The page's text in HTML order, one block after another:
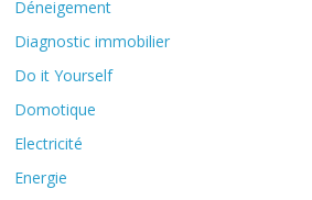
Déneigement
Diagnostic immobilier
Do it Yourself
Domotique
Electricité
Energie